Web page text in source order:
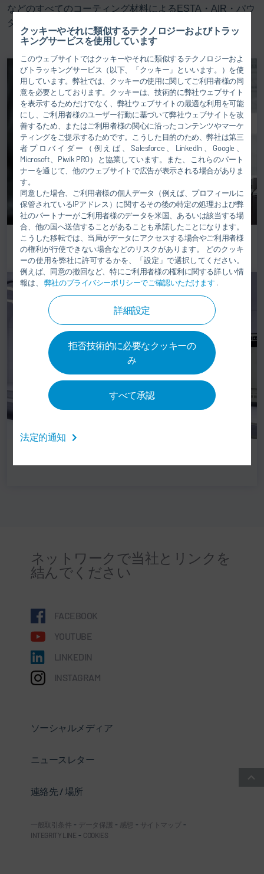
クッキーやそれに類似するテクノロジーおよびトラッ
キングサービスを使用しています
このウェブサイトではクッキーやそれに類似するテクノロジーおよ
びトラッキングサービス（以下、「クッキー」といいます。）を使
用しています。弊社では、クッキーの使用に関してご利用者様の同
意を必要としております。クッキーは、技術的に弊社ウェブサイト
を表示するためだけでなく、弊社ウェブサイトの最適な利用を可能
にし、ご利用者様のユーザー行動に基づいて弊社ウェブサイトを改
善するため、またはご利用者様の関心に沿ったコンテンツやマーケ
ティングをご提示するためです。こうした目的のため、弊社は第三
者プロバイダー（例えば、Salesforce、LinkedIn、Google、
Microsoft、Piwik PRO）と協業しています。また、これらのパート
ナーを通じて、他のウェブサイトで広告が表示される場合がありま
す。
同意した場合、ご利用者様の個人データ（例えば、プロフィールに
保管されているIPアドレス）に関するその後の特定の処理および弊
社のパートナーがご利用者様のデータを米国、あるいは該当する場
合、他の国へ送信することがあることも承諾したことになります。
こうした移転では、当局がデータにアクセスする場合やご利用者様
の権利が行使できない場合などのリスクがあります。 どのクッキ
ーの使用を弊社に許可するかを、「設定」で選択してください。
例えば、同意の撤回など、特にご利用者様の権利に関する詳しい情
報は、 弊社のプライバシーポリシーでご確認いただけます .
詳細設定
拒否技術的に必要なクッキーの
み
すべて承認
法定的通知
などのすべてのコーティング材料によるESTA・AIR・パウ
ダー・アプリケーションに適しています。
自動車産業の塗装ロボット
ネットワークで当社とリンクを
結んでください
FACEBOOK
YOUTUBE
LINKEDIN
INSTAGRAM
ソーシャルメディア
ニュースレター
連絡先 / 場所
一般取引条件 - データ保護 - 感想 - サイトマップ -
INTEGRITY LINE - COOKIES